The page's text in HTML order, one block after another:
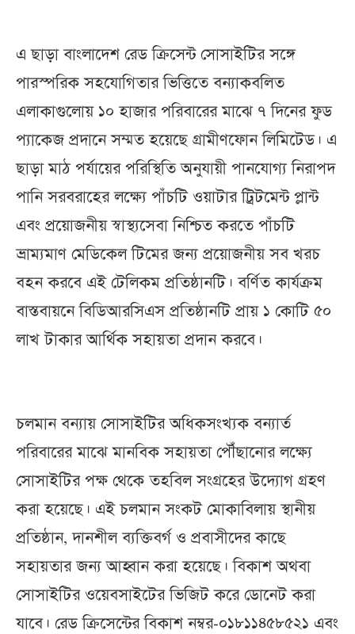
এ ছাড়া বাংলাদেশ রেড ক্রিসেন্ট সোসাইটির সঙ্গে
পারস্পরিক সহযোগিতার ভিত্তিতে বন্যাকবলিত
এলাকাগুলোয় ১০ হাজার পরিবারের মাঝে ৭ দিনের ফুড
প্যাকেজ প্রদানে সম্মত হয়েছে গ্রামীণফোন লিমিটেড। এ
ছাড়া মাঠ পর্যায়ের পরিস্থিতি অনুযায়ী পানযোগ্য নিরাপদ
পানি সরবরাহের লক্ষ্যে পাঁচটি ওয়াটার ট্রিটমেন্ট প্লান্ট
এবং প্রয়োজনীয় স্বাস্থ্যসেবা নিশ্চিত করতে পাঁচটি
ভ্রাম্যমাণ মেডিকেল টিমের জন্য প্রয়োজনীয় সব খরচ
বহন করবে এই টেলিকম প্রতিষ্ঠানটি। বর্ণিত কার্যক্রম
বাস্তবায়নে বিডিআরসিএস প্রতিষ্ঠানটি প্রায় ১ কোটি ৫০
লাখ টাকার আর্থিক সহায়তা প্রদান করবে।
চলমান বন্যায় সোসাইটির অধিকসংখ্যক বন্যার্ত
পরিবারের মাঝে মানবিক সহায়তা পৌঁছানোর লক্ষ্যে
সোসাইটির পক্ষ থেকে তহবিল সংগ্রহের উদ্যোগ গ্রহণ
করা হয়েছে। এই চলমান সংকট মোকাবিলায় স্থানীয়
প্রতিষ্ঠান, দানশীল ব্যক্তিবর্গ ও প্রবাসীদের কাছে
সহায়তার জন্য আহ্বান করা হয়েছে। বিকাশ অথবা
সোসাইটির ওয়েবসাইটের ভিজিট করে ডোনেট করা
যাবে। রেড ক্রিসেন্টের বিকাশ নম্বর-০১৮১১৪৫৮৫২১ এবং